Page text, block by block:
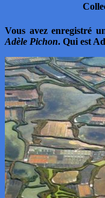
Vous avez enregistré
Adèle Pichon. Qui est